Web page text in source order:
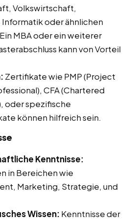
Volkswirtschaft,
oder ähnlichen
MBA oder ein weiterer
kann von Vorteil
Zertifikate wie PMP (Project
CFA (Chartered
oder spezifische
können hilfreich sein.
Kenntnisse:
in Bereichen wie
Marketing, Strategie, und
Wissen: Kenntnisse der